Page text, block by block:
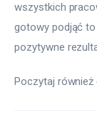
wszystkich
gotowy podjąć
pozytywne
Poczytaj